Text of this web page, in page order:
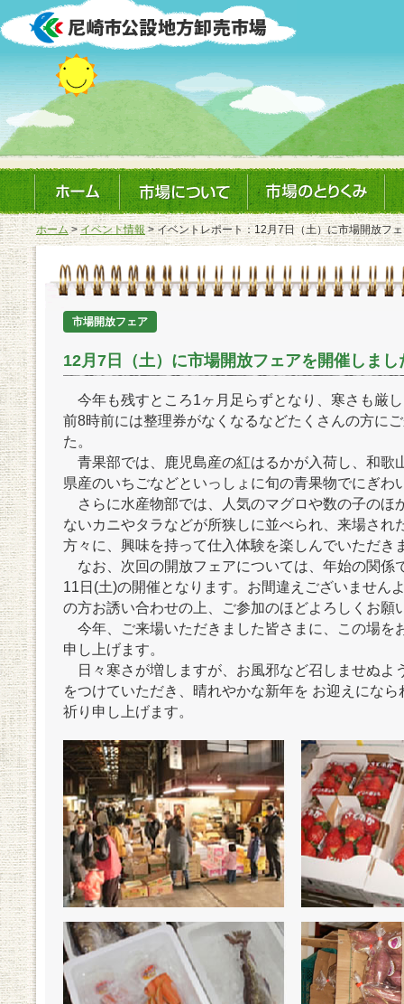
ホーム> イベント情報> イベントレポート：12月7日（土）に市場開放フ
市場開放フェア
12月7日（土）に市場開放フェアを開催しまし
今年も残すところ1ヶ月足らずとなり、寒さも厳
前8時前には整理券がなくなるなどたくさんの方に
た。
青果部では、鹿児島産の紅はるかが入荷し、和歌
県産のいちごなどといっしょに旬の青果物でにぎわ
さらに水産物部では、人気のマグロや数の子のほ
ないカニやタラなどが所狭しに並べられ、来場され
方々に、興味を持って仕入体験を楽しんでいただき
なお、次回の開放フェアについては、年始の関係
11日(土)の開催となります。お間違えございません
の方お誘い合わせの上、ご参加のほどよろしくお願
今年、ご来場いただきました皆さまに、この場を
申し上げます。
日々寒さが増しますが、お風邪など召しませぬよ
をつけていただき、晴れやかな新年を お迎えにな
祈り申し上げます。